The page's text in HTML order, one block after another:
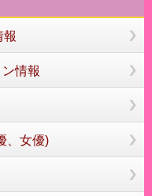
報
情報
、女優)